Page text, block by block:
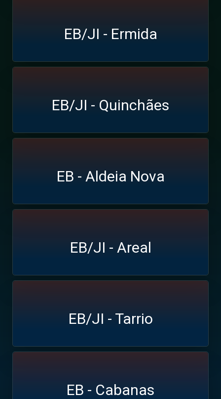
EB/JI - Ermida
EB/JI - Quinchães
EB - Aldeia Nova
EB/JI - Areal
EB/JI - Tarrio
EB - Cabanas